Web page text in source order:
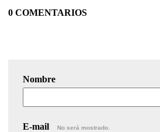
0 COMENTARIOS
Nombre
E-mail No será mostrado.